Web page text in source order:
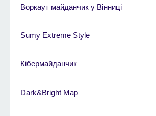
Воркаут майданчик у Вінниці
Sumy Extreme Style
Кібермайданчик
Dark&Bright Map